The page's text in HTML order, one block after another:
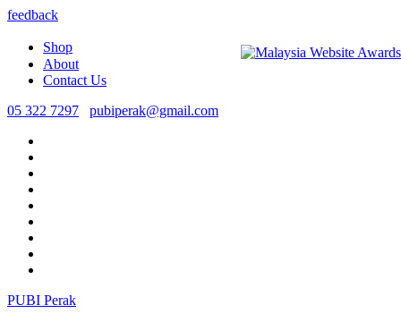
feedback
Shop
About
Contact Us
05 322 7297
pubiperak@gmail.com
PUBI Perak